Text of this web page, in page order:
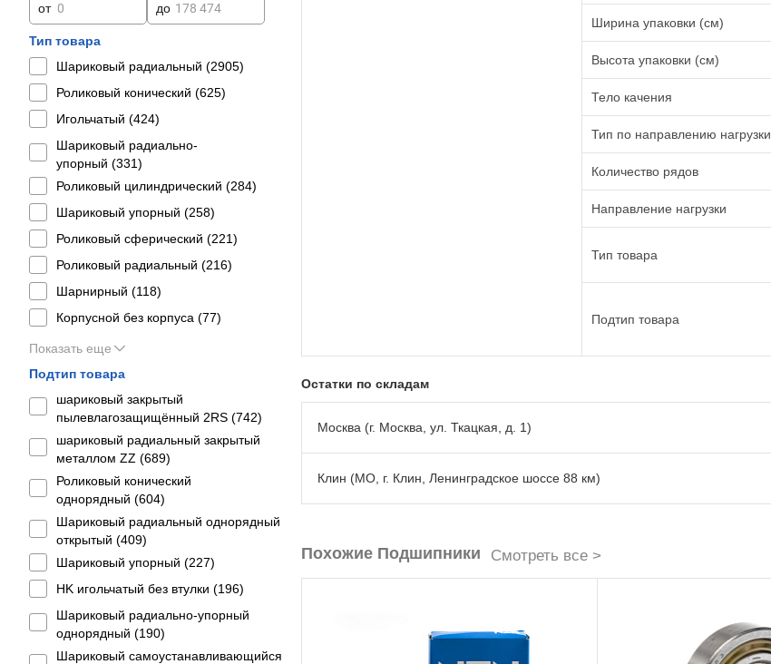
от до
Тип товара
Шариковый радиальный (2905)
Роликовый конический (625)
Игольчатый (424)
Шариковый радиально-
упорный (331)
Роликовый цилиндрический (284)
Шариковый упорный (258)
Роликовый сферический (221)
Роликовый радиальный (216)
Шарнирный (118)
Корпусной без корпуса (77)
Показать еще
Подтип товара
шариковый закрытый
пылевлагозащищённый 2RS (742)
шариковый радиальный закрытый
металлом ZZ (689)
Роликовый конический
однорядный (604)
Шариковый радиальный однорядный
открытый (409)
Шариковый упорный (227)
HK игольчатый без втулки (196)
Шариковый радиально-упорный
однорядный (190)
Шариковый самоустанавливающийся
Ширина упаковки (см)
Высота упаковки (см)
Тело качения
Тип по направлению нагрузки
Количество рядов
Направление нагрузки
Тип товара
Подтип товара
Остатки по складам
Москва (г. Москва, ул. Ткацкая, д. 1)
Клин (МО, г. Клин, Ленинградское шоссе 88 км)
Похожие Подшипники Смотреть все >